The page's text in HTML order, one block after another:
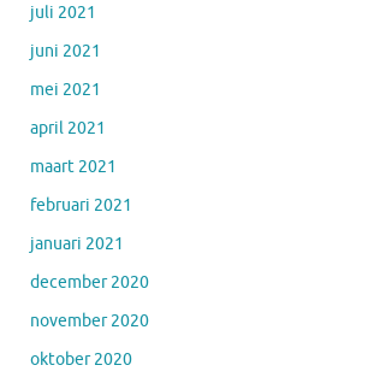
juli 2021
juni 2021
mei 2021
april 2021
maart 2021
februari 2021
januari 2021
december 2020
november 2020
oktober 2020